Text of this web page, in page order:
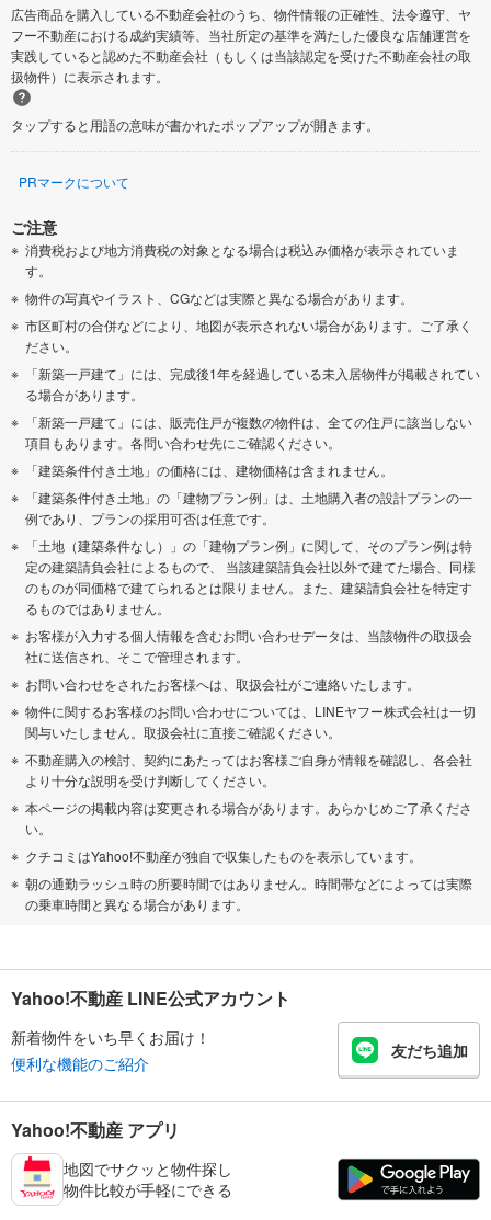
広告商品を購入している不動産会社のうち、物件情報の正確性、法令遵守、ヤ
フー不動産における成約実績等、当社所定の基準を満たした優良な店舗運営を
実践していると認めた不動産会社（もしくは当該認定を受けた不動産会社の取
扱物件）に表示されます。
タップすると用語の意味が書かれたポップアップが開きます。
PRマークについて
ご注意
消費税および地方消費税の対象となる場合は税込み価格が表示されていま
す。
物件の写真やイラスト、CGなどは実際と異なる場合があります。
市区町村の合併などにより、地図が表示されない場合があります。ご了承く
ださい。
「新築一戸建て」には、完成後1年を経過している未入居物件が掲載されてい
る場合があります。
「新築一戸建て」には、販売住戸が複数の物件は、全ての住戸に該当しない
項目もあります。各問い合わせ先にご確認ください。
「建築条件付き土地」の価格には、建物価格は含まれません。
「建築条件付き土地」の「建物プラン例」は、土地購入者の設計プランの一
例であり、プランの採用可否は任意です。
「土地（建築条件なし）」の「建物プラン例」に関して、そのプラン例は特
定の建築請負会社によるもので、 当該建築請負会社以外で建てた場合、同様
のものが同価格で建てられるとは限りません。また、建築請負会社を特定す
るものではありません。
お客様が入力する個人情報を含むお問い合わせデータは、当該物件の取扱会
社に送信され、そこで管理されます。
お問い合わせをされたお客様へは、取扱会社がご連絡いたします。
物件に関するお客様のお問い合わせについては、LINEヤフー株式会社は一切
関与いたしません。取扱会社に直接ご確認ください。
不動産購入の検討、契約にあたってはお客様ご自身が情報を確認し、各会社
より十分な説明を受け判断してください。
本ページの掲載内容は変更される場合があります。あらかじめご了承くださ
い。
クチコミはYahoo!不動産が独自で収集したものを表示しています。
朝の通勤ラッシュ時の所要時間ではありません。時間帯などによっては実際
の乗車時間と異なる場合があります。
Yahoo!不動産 LINE公式アカウント
新着物件をいち早くお届け！
便利な機能のご紹介
友だち追加
Yahoo!不動産 アプリ
地図でサクッと物件探し
物件比較が手軽にできる